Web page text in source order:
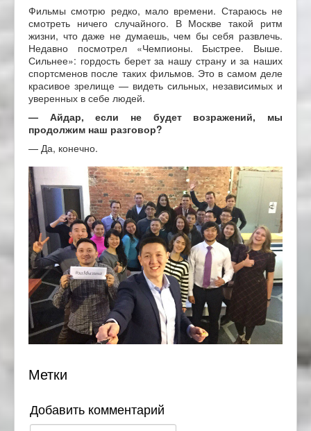
Фильмы смотрю редко, мало времени. Стараюсь не
смотреть ничего случайного. В Москве такой ритм
жизни, что даже не думаешь, чем бы себя развлечь.
Недавно посмотрел «Чемпионы. Быстрее. Выше.
Сильнее»: гордость берет за нашу страну и за наших
спортсменов после таких фильмов. Это в самом деле
красивое зрелище — видеть сильных, независимых и
уверенных в себе людей.
— Айдар, если не будет возражений, мы
продолжим наш разговор?
— Да, конечно.
Метки
Добавить комментарий